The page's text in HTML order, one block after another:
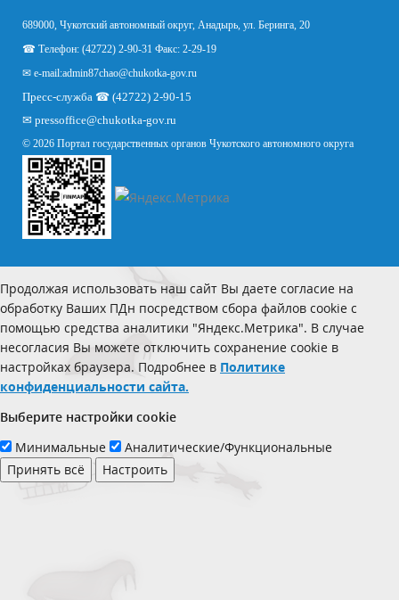
689000, Чукотский автономный округ, Анадырь, ул. Беринга, 20
☎ Телефон: (42722) 2-90-31 Факс: 2-29-19
✉ e-mail:admin87chao@chukotka-gov.ru
Пресс-служба ☎ (42722) 2-90-15
✉ pressoffice@chukotka-gov.ru
© 2026 Портал государственных органов Чукотского автономного округа
Продолжая использовать наш сайт Вы даете согласие на
обработку Ваших ПДн посредством сбора файлов cookie с
помощью средства аналитики "Яндекс.Метрика". В случае
несогласия Вы можете отключить сохранение cookie в
настройках браузера. Подробнее в Политике
конфиденциальности сайта.
Выберите настройки cookie
Минимальные
Аналитические/Функциональные
Принять всё
Настроить